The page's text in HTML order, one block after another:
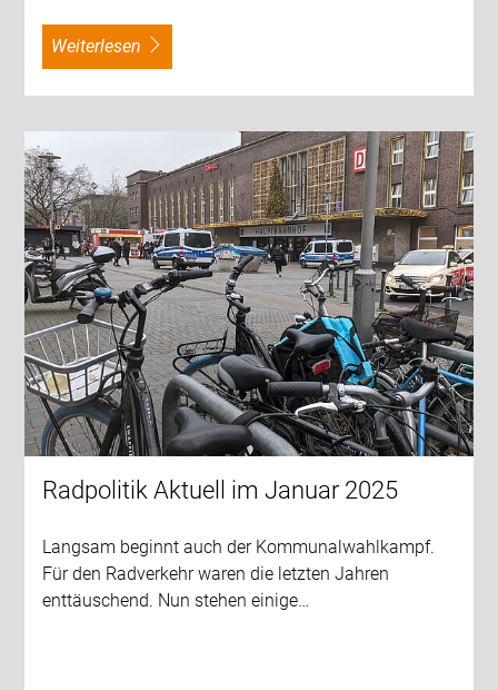
weiterlesen
Radpolitik Aktuell im Januar 2025
Langsam beginnt auch der Kommunalwahlkampf.
Für den Radverkehr waren die letzten Jahren
enttäuschend. Nun stehen einige…